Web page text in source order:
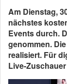
Am Dienstag,
nächstes
Events durch.
genommen.
realisiert. Für
Live-